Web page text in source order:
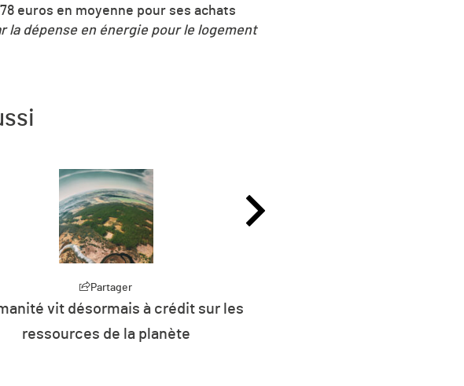
euros en moyenne pour ses achats
la dépense en énergie pour le logement
Partager
de 26 % de la consommation
d’énergie de l’UE est d’origine